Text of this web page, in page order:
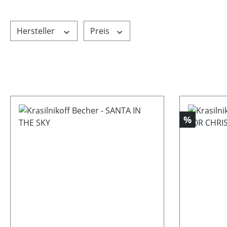
Hersteller Preis
Rabatt
%